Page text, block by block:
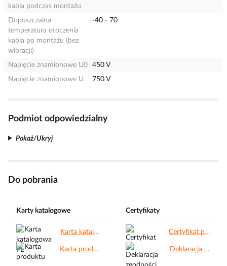
kabla podczas montażu
Dopuszczalna
temperatura otoczenia
kabla po montażu (bez
wibracji)
-40 - 70
Napięcie znamionowe U0
450 V
Napięcie znamionowe U
750 V
Podmiot odpowiedzialny
Pokaż/Ukryj
Do pobrania
Karty katalogowe
Karta katalogowa PL.pdf
Karta produktu.pdf
Certyfikaty
Certyfikat.pdf
Deklaracja zgodności CE.pdf